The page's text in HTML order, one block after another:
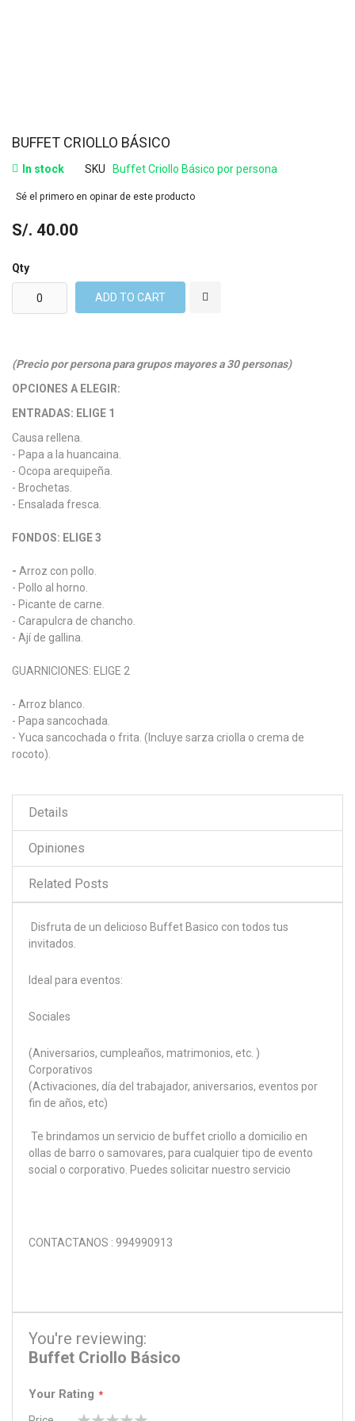
BUFFET CRIOLLO BÁSICO
In stock SKU Buffet Criollo Básico por persona
Sé el primero en opinar de este producto
S/. 40.00
Qty
ADD TO CART
(Precio por persona para grupos mayores a 30 personas)
OPCIONES A ELEGIR:
ENTRADAS: ELIGE 1
Causa rellena.
- Papa a la huancaina.
- Ocopa arequipeña.
- Brochetas.
- Ensalada fresca.
FONDOS: ELIGE 3
- Arroz con pollo.
- Pollo al horno.
- Picante de carne.
- Carapulcra de chancho.
- Ají de gallina.
GUARNICIONES: ELIGE 2
- Arroz blanco.
- Papa sancochada.
- Yuca sancochada o frita. (Incluye sarza criolla o crema de
rocoto).
Details
Opiniones
Related Posts
Disfruta de un delicioso Buffet Basico con todos tus
invitados.
Ideal para eventos:
Sociales
(Aniversarios, cumpleaños, matrimonios, etc. )
Corporativos
(Activaciones, día del trabajador, aniversarios, eventos por
fin de años, etc)
Te brindamos un servicio de buffet criollo a domicilio en
ollas de barro o samovares, para cualquier tipo de evento
social o corporativo. Puedes solicitar nuestro servicio
CONTACTANOS : 994990913
You're reviewing:
Buffet Criollo Básico
Your Rating